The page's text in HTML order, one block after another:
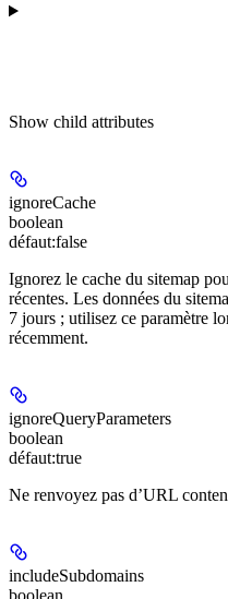
Show child attributes
ignoreCache
boolean
défaut:false
Ignorez le cache du sitemap
récentes. Les données du
7 jours ; utilisez ce paramètre
récemment.
ignoreQueryParameters
boolean
défaut:true
Ne renvoyez pas d’URL
includeSubdomains
boolean